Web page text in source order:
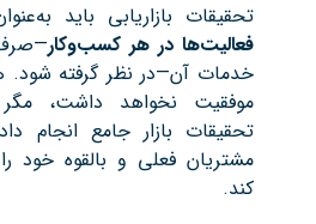
تحقیقات بازاریابی باید
فعالیت‌ها در هر کسب‌وکار
خدمات آن—در نظر گرفته
موفقیت نخواهد داشت،
تحقیقات بازار جامع انجام
مشتریان فعلی و بالقوه خود
کند.